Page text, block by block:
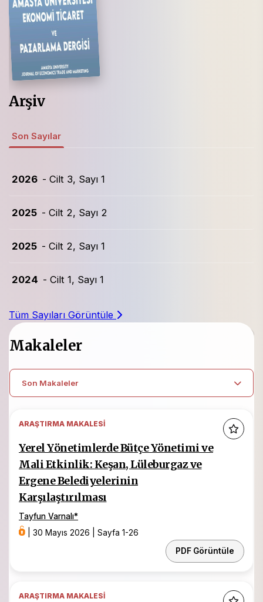
Dergimizde kaynak gösterme metodu olarak
kullanılmaktadır.
Arşiv
Son Sayılar
2026 - Cilt 3, Sayı 1
2025 - Cilt 2, Sayı 2
2025 - Cilt 2, Sayı 1
2024 - Cilt 1, Sayı 1
Tüm Sayıları Görüntüle
Makaleler
Son Makaleler
ARAŞTIRMA MAKALESI
Yerel Yönetimlerde Bütçe Yönetimi ve
Mali Etkinlik: Keşan, Lüleburgaz ve
Ergene Belediyelerinin
Karşılaştırılması
Tayfun Varnalı*
30 Mayıs 2026
Sayfa 1-26
PDF Görüntüle
ARAŞTIRMA MAKALESI